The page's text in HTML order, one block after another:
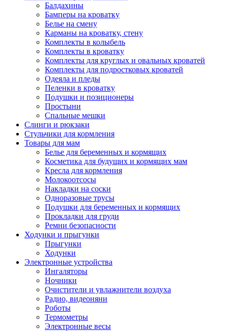
Балдахины
Бамперы на кроватку
Белье на смену
Карманы на кроватку, стену
Комплекты в колыбель
Комплекты в кроватку
Комплекты для круглых и овальных кроватей
Комплекты для подростковых кроватей
Одеяла и пледы
Пеленки в кроватку
Подушки и позиционеры
Простыни
Спальные мешки
Слинги и рюкзаки
Стульчики для кормления
Товары для мам
Белье для беременных и кормящих
Косметика для будущих и кормящих мам
Кресла для кормления
Молокоотсосы
Накладки на соски
Одноразовые трусы
Подушки для беременных и кормящих
Прокладки для груди
Ремни безопасности
Ходунки и прыгунки
Прыгунки
Ходунки
Электронные устройства
Ингаляторы
Ночники
Очистители и увлажнители воздуха
Радио, видеоняни
Роботы
Термометры
Электронные весы